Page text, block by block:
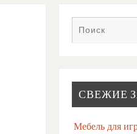
СВЕЖИЕ
Мебель для